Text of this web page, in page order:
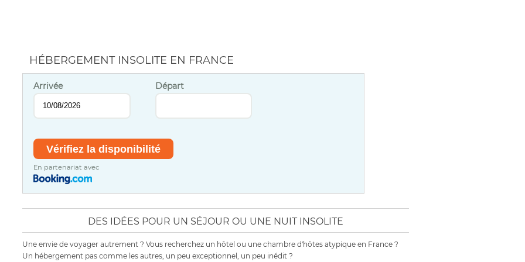
HÉBERGEMENT INSOLITE EN FRANCE
Arrivée Départ
En partenariat avec
DES IDÉES POUR UN SÉJOUR OU UNE NUIT INSOLITE
Une envie de voyager autrement ? Vous recherchez un hôtel ou une chambre d'hôtes atypique en France ?
Un hébergement pas comme les autres, un peu exceptionnel, un peu inédit ?